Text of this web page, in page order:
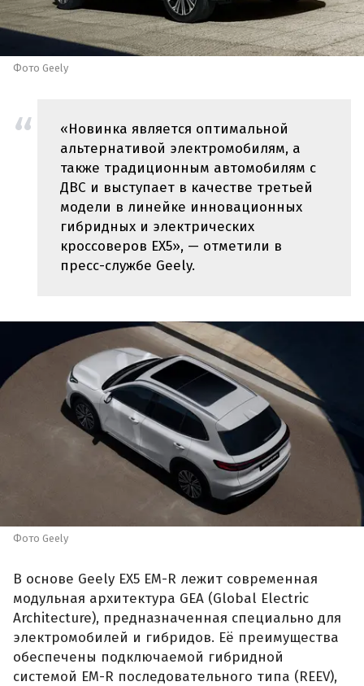
Фото Geely
«Новинка является оптимальной
альтернативой электромобилям, а
также традиционным автомобилям с
ДВС и выступает в качестве третьей
модели в линейке инновационных
гибридных и электрических
кроссоверов EX5», — отметили в
пресс-службе Geely.
Фото Geely
В основе Geely EX5 EM-R лежит современная
модульная архитектура GEA (Global Electric
Architecture), предназначенная специально для
электромобилей и гибридов. Её преимущества
обеспечены подключаемой гибридной
системой EM-R последовательного типа (REEV),